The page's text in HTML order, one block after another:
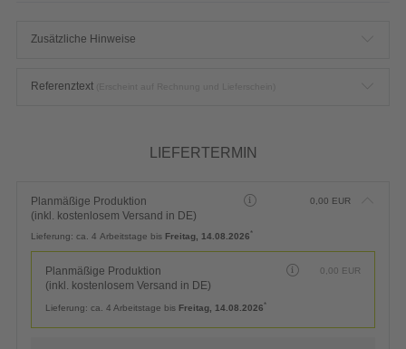
Zusätzliche Hinweise
Referenztext
LIEFERTERMIN
Planmäßige Produktion
(inkl. kostenlosem Versand in DE)
0,00 EUR
Lieferung: ca. 4 Arbeitstage bis Freitag, 14.08.2026*
Planmäßige Produktion
(inkl. kostenlosem Versand in DE)
0,00 EUR
Lieferung: ca. 4 Arbeitstage bis Freitag, 14.08.2026*